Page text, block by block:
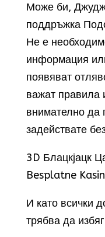
Може би,
поддръжка
Не е
информация
появяват
важат правила
внимателно да
задействате
3D Блацкјацк
Besplatne
И като всички
трябва да